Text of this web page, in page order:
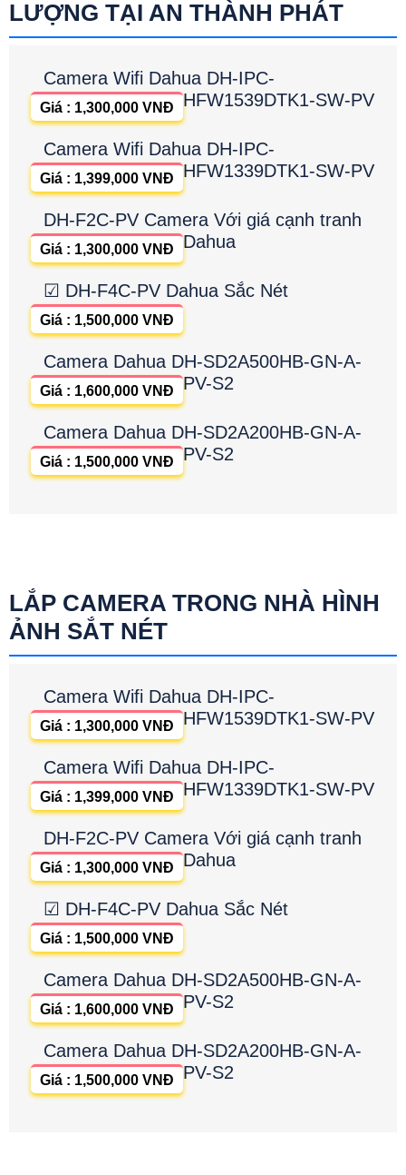
LƯỢNG TẠI AN THÀNH PHÁT
Camera Wifi Dahua DH-IPC-
HFW1539DTK1-SW-PV
Giá : 1,300,000 VNĐ
Camera Wifi Dahua DH-IPC-
HFW1339DTK1-SW-PV
Giá : 1,399,000 VNĐ
DH-F2C-PV Camera Với giá cạnh tranh
Dahua
Giá : 1,300,000 VNĐ
☑ DH-F4C-PV Dahua Sắc Nét
Giá : 1,500,000 VNĐ
Camera Dahua DH-SD2A500HB-GN-A-
PV-S2
Giá : 1,600,000 VNĐ
Camera Dahua DH-SD2A200HB-GN-A-
PV-S2
Giá : 1,500,000 VNĐ
LẮP CAMERA TRONG NHÀ HÌNH
ẢNH SẮT NÉT
Camera Wifi Dahua DH-IPC-
HFW1539DTK1-SW-PV
Giá : 1,300,000 VNĐ
Camera Wifi Dahua DH-IPC-
HFW1339DTK1-SW-PV
Giá : 1,399,000 VNĐ
DH-F2C-PV Camera Với giá cạnh tranh
Dahua
Giá : 1,300,000 VNĐ
☑ DH-F4C-PV Dahua Sắc Nét
Giá : 1,500,000 VNĐ
Camera Dahua DH-SD2A500HB-GN-A-
PV-S2
Giá : 1,600,000 VNĐ
Camera Dahua DH-SD2A200HB-GN-A-
PV-S2
Giá : 1,500,000 VNĐ